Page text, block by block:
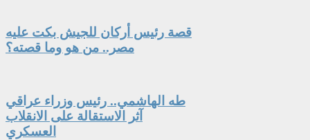
قصة رئيس أركان للجيش بكت عليه
مصر.. من هو وما قصته؟
طه الهاشمي.. رئيس وزراء عراقي
آثر الاستقالة على الانقلاب
العسكري